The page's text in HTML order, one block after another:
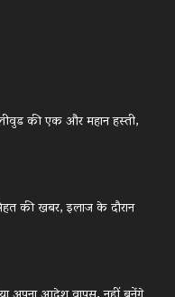
की एक और महान हस्ती,
की खबर, इलाज के दौरान